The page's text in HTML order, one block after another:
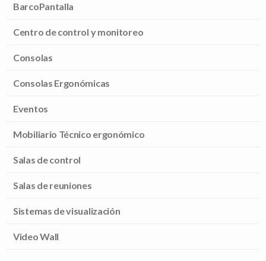
BarcoPantalla
Centro de control y monitoreo
Consolas
Consolas Ergonómicas
Eventos
Mobiliario Técnico ergonómico
Salas de control
Salas de reuniones
Sistemas de visualización
Video Wall